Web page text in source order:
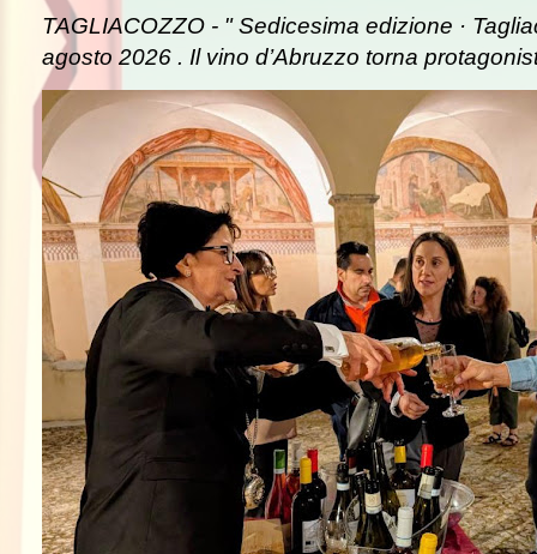
TAGLIACOZZO - " Sedicesima edizione ·
agosto 2026 . Il vino d’Abruzzo torna